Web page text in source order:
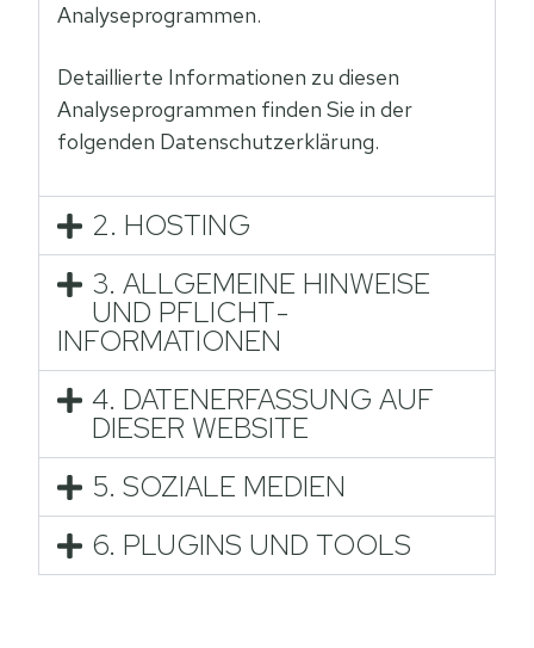
Analyseprogrammen.
Detaillierte Informationen zu diesen
Analyseprogrammen finden Sie in der
folgenden Datenschutzerklärung.
2. HOSTING
3. ALLGEMEINE HINWEISE
UND PFLICHT­
INFORMATIONEN
4. DATENERFASSUNG AUF
DIESER WEBSITE
5. SOZIALE MEDIEN
6. PLUGINS UND TOOLS